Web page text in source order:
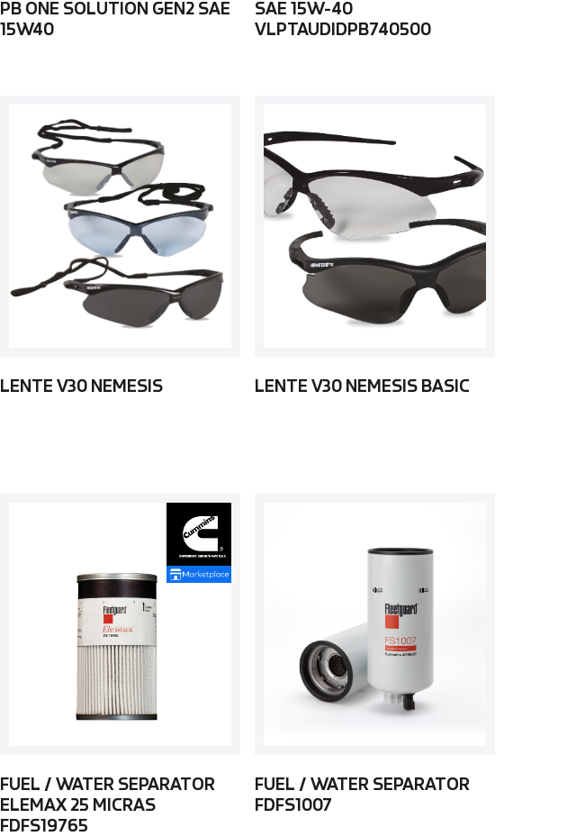
PB ONE SOLUTION GEN2 SAE
15W40
SAE 15W-40
VLPTAUDIDPB740500
LENTE V30 NEMESIS LENTE V30 NEMESIS BASIC
FUEL / WATER SEPARATOR
ELEMAX 25 MICRAS
FDFS19765
FUEL / WATER SEPARATOR
FDFS1007